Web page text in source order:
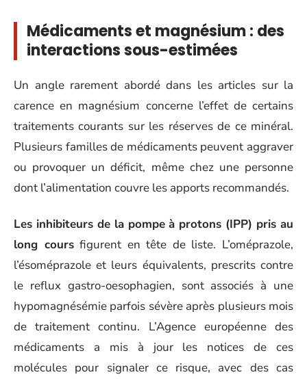
Médicaments et magnésium : des
interactions sous-estimées
Un angle rarement abordé dans les articles sur la
carence en magnésium concerne l’effet de certains
traitements courants sur les réserves de ce minéral.
Plusieurs familles de médicaments peuvent aggraver
ou provoquer un déficit, même chez une personne
dont l’alimentation couvre les apports recommandés.
Les inhibiteurs de la pompe à protons (IPP) pris au
long coursfigurent en tête de liste. L’oméprazole,
l’ésoméprazole et leurs équivalents, prescrits contre
le reflux gastro-oesophagien, sont associés à une
hypomagnésémie parfois sévère après plusieurs mois
de traitement continu. L’Agence européenne des
médicaments a mis à jour les notices de ces
molécules pour signaler ce risque, avec des cas